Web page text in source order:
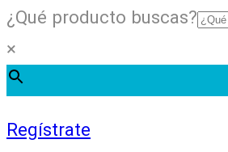
¿Qué producto buscas?
×
Regístrate